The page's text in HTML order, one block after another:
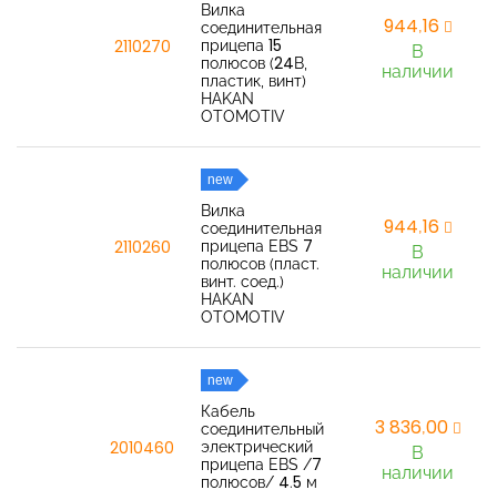
2110270
Вилка
соединительная
прицепа 15
полюсов (24В,
пластик, винт)
HAKAN
OTOMOTIV
944,16
В
наличии
2110260
new
Вилка
соединительная
прицепа EBS 7
полюсов (пласт.
винт. соед.)
HAKAN
OTOMOTIV
944,16
В
наличии
2010460
new
Кабель
соединительный
электрический
прицепа EBS /7
полюсов/ 4.5 м
3 836,00
В
наличии